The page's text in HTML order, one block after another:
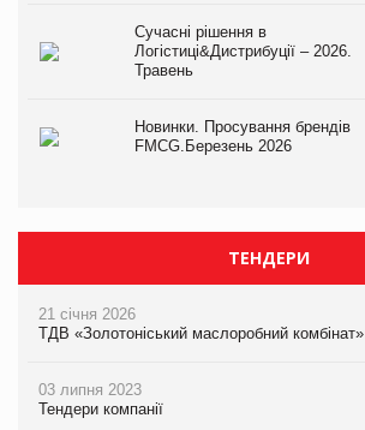
Сучасні рішення в
Логістиці&Дистрибуції – 2026.
Травень
Новинки. Просування брендів
FMCG.Березень 2026
ТЕНДЕРИ
21 січня 2026
ТДВ «Золотоніський маслоробний комбінат»
03 липня 2023
Тендери компанії